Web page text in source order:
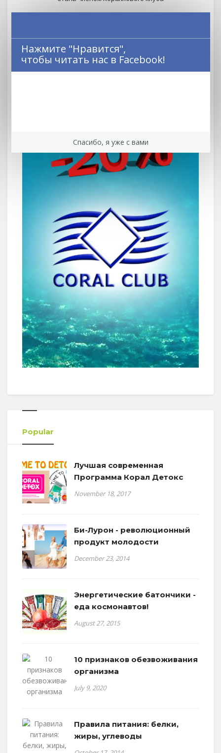
Popular
Лучшая современная
Программа Корал Детокс
November 18, 2017
Би-Лурон - революционный
продукт молодости
December 23, 2014
Энергетические батончики -
еда космонавтов!
August 27, 2015
10 признаков обезвоживания
организма
July 9, 2020
Правила питания: белки,
жиры, углеводы
Нажмите "Нравится",
чтобы читать нас в Facebook!
Спасибо, я уже с вами